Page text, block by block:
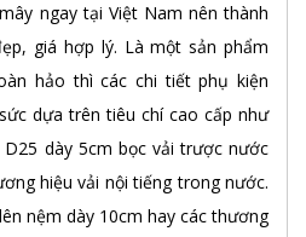
ngay tại Việt Nam nên thành
giá hợp lý. Là một sản phẩm
hảo thì các chi tiết phụ kiện
dựa trên tiêu chí cao cấp như
dày 5cm bọc vải trược nước
hiệu vải nội tiếng trong nước.
nệm dày 10cm hay các thương